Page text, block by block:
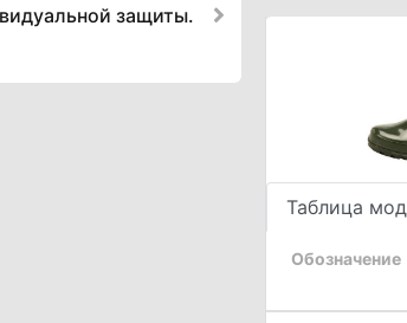
Таблица
Обозначение
защиты.